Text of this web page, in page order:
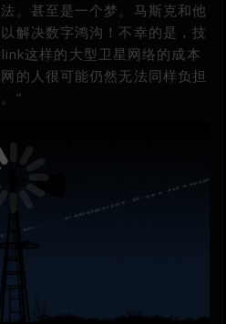
。甚至是一个梦。马斯克和他
解决数字鸿沟！不幸的是，技
这样的大型卫星网络的成本
的人很可能仍然无法同样负担
”